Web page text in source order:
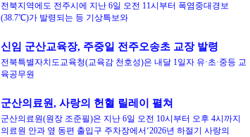
전북지역에도 전주시에 지난 6일 오전 11시부터 폭염중대경보
(38.7℃)가 발령되는 등 기상특보와
신임 군산교육장, 주중일 전주오송초 교장 발령
전북특별자치도교육청(교육감 천호성)은 내달 1일자 유·초·중등 교
육공무원
군산의료원, 사랑의 헌혈 릴레이 펼쳐
군산의료원(원장 조준필)은 지난 6일 오전 10시부터 오후 4시까지
의료원 안과 옆 동편 출입구 주차장에서‘2026년 하절기 사랑의